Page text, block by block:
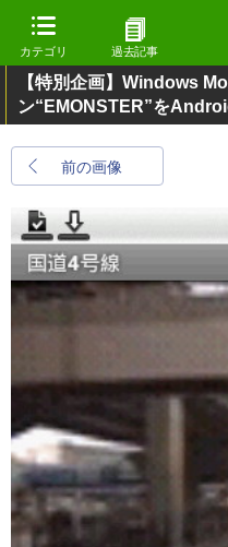
カテゴリ 過去記事
【特別企画】Windows
ン“EMONSTER”を
前の画像